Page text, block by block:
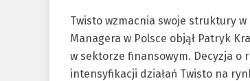
Twisto wzmacnia swoje struktury
Managera w Polsce objął Patryk
w sektorze finansowym. Decyzja
intensyfikacji działań Twisto na